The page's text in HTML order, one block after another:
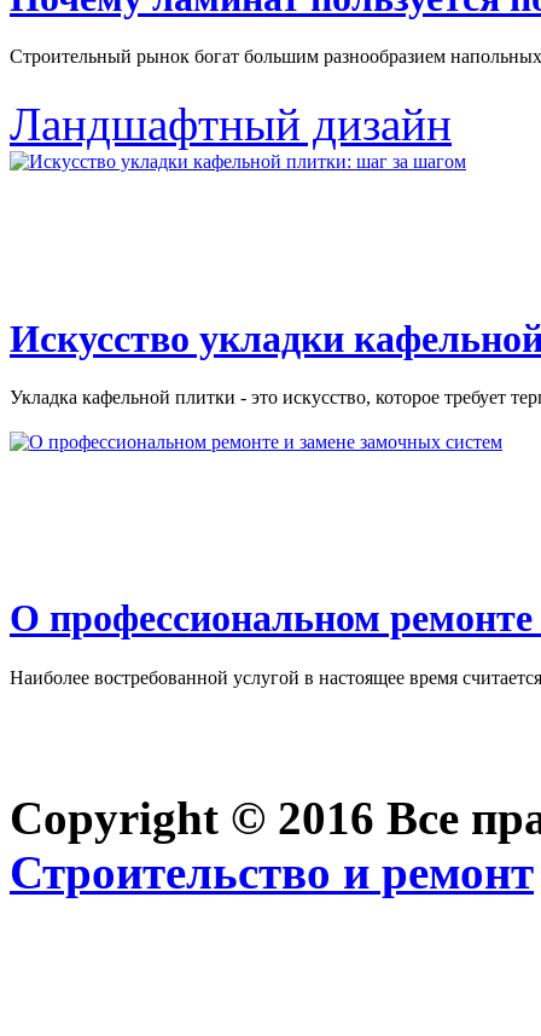
Строительный рынок богат большим разнообразием
Ландшафтный дизайн
Искусство укладки
Укладка кафельной плитки - это искусство, которое требует
О профессиональном
Наиболее востребованной услугой в настоящее время
Copyright © 2016 Все
Строительство и ремонт